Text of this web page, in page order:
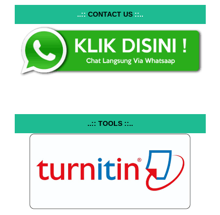
..:: CONTACT US ::..
..:: TOOLS ::..